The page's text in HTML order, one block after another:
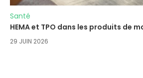
Santé
HEMA et TPO dans les produits de
29 JUIN 2026